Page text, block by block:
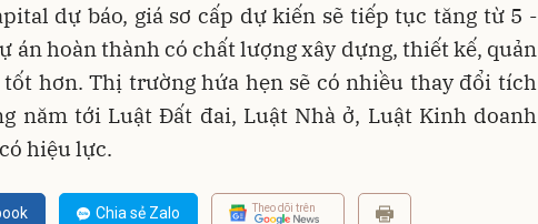
dự báo, giá sơ cấp dự kiến sẽ tiếp tục tăng từ 5 -
án hoàn thành có chất lượng xây dựng, thiết kế, quản
hơn. Thị trường hứa hẹn sẽ có nhiều thay đổi tích
năm tới Luật Đất đai, Luật Nhà ở, Luật Kinh doanh
hiệu lực.
Chia sẻ Zalo Theo dõi trên